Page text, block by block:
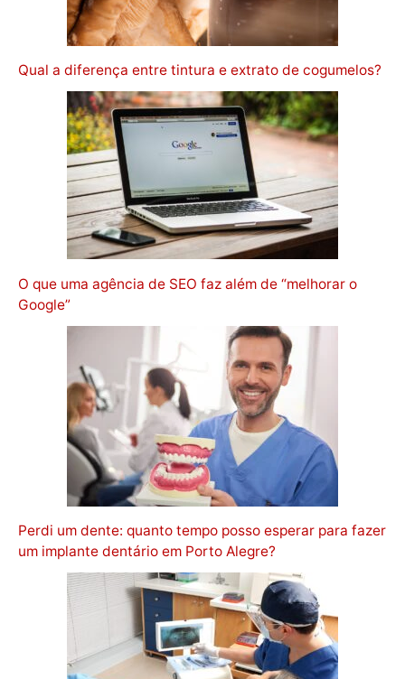
Qual a diferença entre tintura e extrato de cogumelos?
O que uma agência de SEO faz além de “melhorar o
Google”
Perdi um dente: quanto tempo posso esperar para fazer
um implante dentário em Porto Alegre?